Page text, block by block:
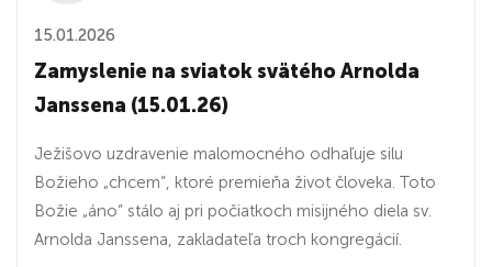
15.01.2026
Zamyslenie na sviatok svätého Arnolda
Janssena (15.01.26)
Ježišovo uzdravenie malomocného odhaľuje silu
Božieho „chcem“, ktoré premieňa život človeka. Toto
Božie „áno“ stálo aj pri počiatkoch misijného diela sv.
Arnolda Janssena, zakladateľa troch kongregácií.